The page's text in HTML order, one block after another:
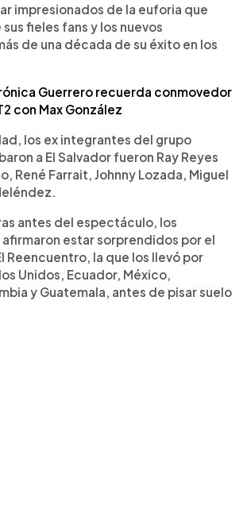
impresionados de la euforia que
fieles fans y los nuevos
de una década de su éxito en los
Guerrero recuerda conmovedor
con Max González
los ex integrantes del grupo
a El Salvador fueron Ray Reyes
René Farrait, Johnny Lozada, Miguel
antes del espectáculo, los
estar sorprendidos por el
Reencuentro, la que los llevó por
Unidos, Ecuador, México,
y Guatemala, antes de pisar suelo